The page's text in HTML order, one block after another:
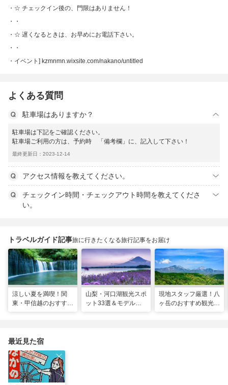
☆ チェックイン後の、門限はありません！
・
☆ 遅くなるときは、お早めにお電話下さい。
・
イベント] kzmnmn.wixsite.com/nakano/untitled
よくある質問
駐車場はありますか？
駐車場は下記をご確認ください。
駐車場ご利用の方は、予約時 「備考欄」に、記入して下さい！
最終更新日：2023-12-14
アクセス情報を教えてください。
チェックイン時間・チェックアウト時間を教えてくださ
い。
トラベルガイド記事旅に行きたくなる旅行記事をお届け
涼しい夏を満喫！関
東・甲信越のおすすめ
山梨・河口湖観光スポ
ット33選＆モデルコ
現地スタッフ厳選！八
ヶ岳のおすすめ観光ス
最近見た宿